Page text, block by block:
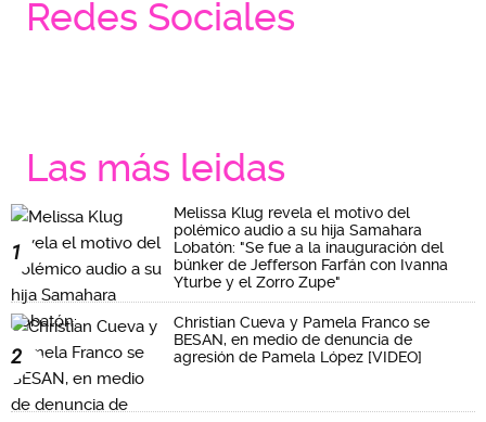
Redes Sociales
Las más leidas
1
Melissa Klug revela el motivo del
polémico audio a su hija Samahara
Lobatón: "Se fue a la inauguración del
búnker de Jefferson Farfán con Ivanna
Yturbe y el Zorro Zupe"
2
Christian Cueva y Pamela Franco se
BESAN, en medio de denuncia de
agresión de Pamela López [VIDEO]